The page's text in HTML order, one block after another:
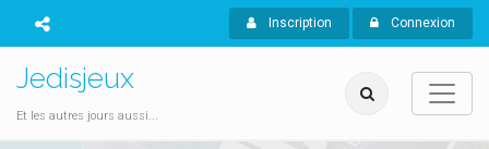
Inscription Connexion
Jedisjeux
Et les autres jours aussi...